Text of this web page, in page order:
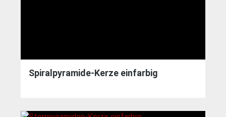
Spiralpyramide-Kerze einfarbig